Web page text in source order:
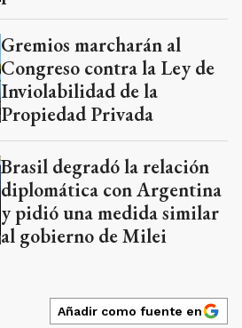
Gremios marcharán al
Congreso contra la Ley de
Inviolabilidad de la
Propiedad Privada
Brasil degradó la relación
diplomática con Argentina
y pidió una medida similar
al gobierno de Milei
Añadir como fuente en